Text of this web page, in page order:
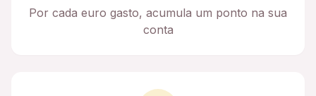
Por cada euro gasto, acumula um ponto na sua
conta